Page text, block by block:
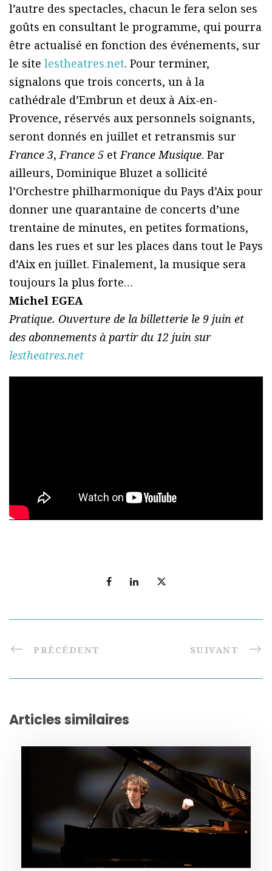
l’autre des spectacles, chacun le fera selon ses
goûts en consultant le programme, qui pourra
être actualisé en fonction des événements, sur
le site lestheatres.net. Pour terminer,
signalons que trois concerts, un à la
cathédrale d’Embrun et deux à Aix-en-
Provence, réservés aux personnels soignants,
seront donnés en juillet et retransmis sur
France 3,France 5 etFrance Musique. Par
ailleurs, Dominique Bluzet a sollicité
l’Orchestre philharmonique du Pays d’Aix pour
donner une quarantaine de concerts d’une
trentaine de minutes, en petites formations,
dans les rues et sur les places dans tout le Pays
d’Aix en juillet. Finalement, la musique sera
toujours la plus forte…
Michel EGEA
Pratique. Ouverture de la billetterie le 9 juin et
des abonnements à partir du 12 juin sur
lestheatres.net
PRÉCÉDENT SUIVANT
Articles similaires